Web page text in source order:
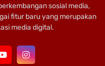
sosial media,
fitur baru yang merupakan
media digital.